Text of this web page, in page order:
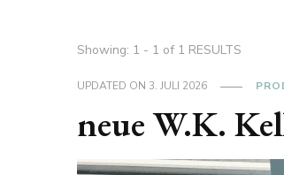
Showing: 1 - 1 of 1 RESULTS
UPDATED ON 3. JULI 2026
neue W.K.